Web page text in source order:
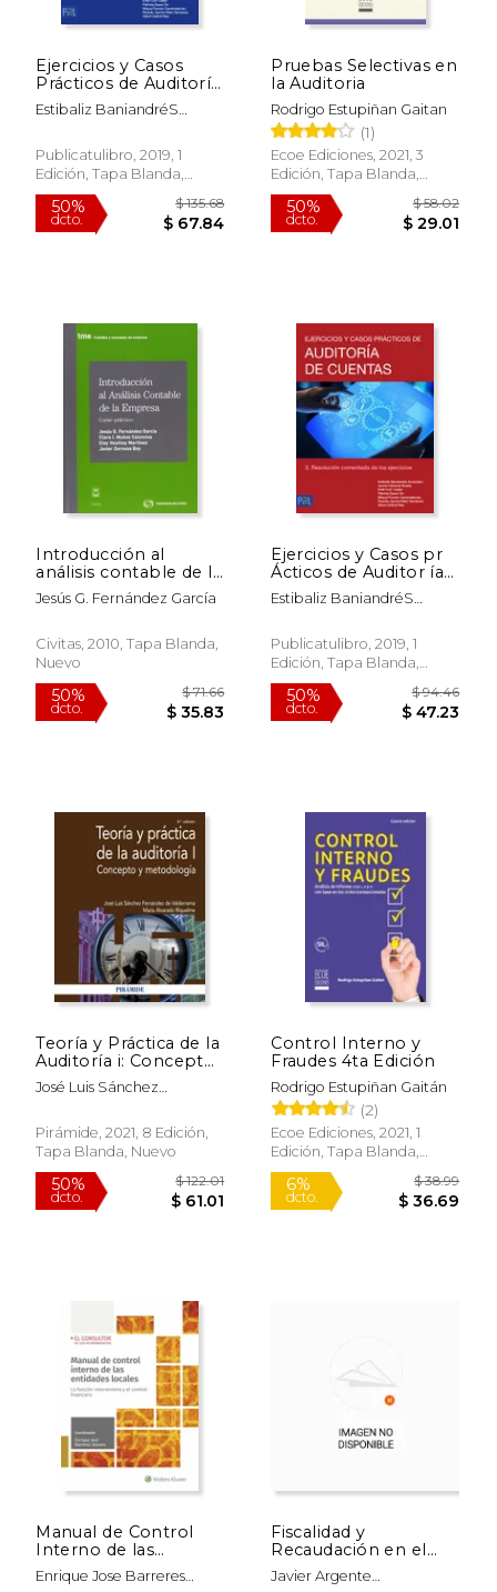
40% 50%
dcto.
Ejercicios y Casos
Prácticos de Auditorí
a de Cuentas- Tomo 1
Estibaliz BaniandréS
Boada; Emili Coll I Collet;
PatríCia Daura Tur; Miquel
Ferrero Campdelacreu;
Ricardo GarcíA-Nieto
Serratosa; Albert GrèBol
Publicatulibro, 2019, 1
Edición, Tapa Blanda,
Nuevo
50% $ 135.68
Pruebas Selectivas en
la Auditoria
Rodrigo Estupiñan Gaitan
(1)
Ecoe Ediciones, 2021, 3
Edición, Tapa Blanda,
Nuevo
50%
Introducción al
análisis contable de la
empresa - Curso
práctico (Tratados y
Empresa)
Jesús G. Fernández García
Civitas, 2010, Tapa Blanda,
Nuevo
50%
dcto.
Ejercicios y Casos pr
Ácticos de Auditor ía
de Cuentas - Tomo 2
Estibaliz BaniandréS
Boada; Emili Coll I Collet;
PatríCia Daura Tur; Miquel
Ferrero Campdelacreu;
Ricardo GarcíA-Nieto
Serratosa; Albert GrèBol
Publicatulibro, 2019, 1
Edición, Tapa Blanda,
Nuevo
50%
dcto.
Teoría y Práctica de la
Auditoría i: Concepto
y Metodología
José Luis Sánchez
María Alvarado Riquelme
Pirámide, 2021, 8 Edición,
Tapa Blanda, Nuevo
Control Interno y
Fraudes 4ta Edición
Rodrigo Estupiñan Gaitán
(2)
Ecoe Ediciones, 2021, 1
Edición, Tapa Blanda,
Nuevo
Manual de Control
Interno de las
Entidades Locales: La
Funcion Interventora
Enrique Jose Barreres
Fiscalidad y
Recaudación en el
Concurso de
Acreedores
Javier Argente